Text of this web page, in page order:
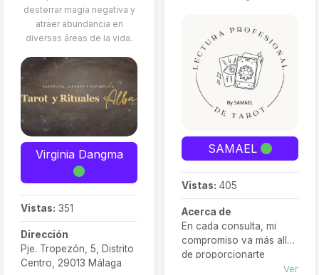
desterrar magia negativa y
atraer abundancia en
diversas áreas de la vida.
Virginia Dangma
Vistas: 351
Dirección
Pje. Tropezón, 5, Distrito
Centro, 29013 Málaga
SAMAEL
Vistas: 405
Acerca de
En cada consulta, mi
compromiso va más allá
de proporcionarte
respuestas; mi objetivoVer